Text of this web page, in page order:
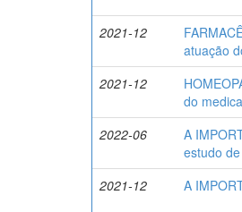
2021-12
atuação
2021-12
do
2022-06
A
estudo
2021-12
A